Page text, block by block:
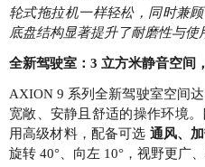
轮式拖拉机一样轻松，同时兼顾
底盘结构显著提升了耐磨性与使
全新驾驶室：3 立方米静音空间
AXION 9 系列全新驾驶室空间达
宽敞、安静且舒适的操作环境
用高级材料，配备可选 通风、
旋转 40°、向左 10°，视野更广